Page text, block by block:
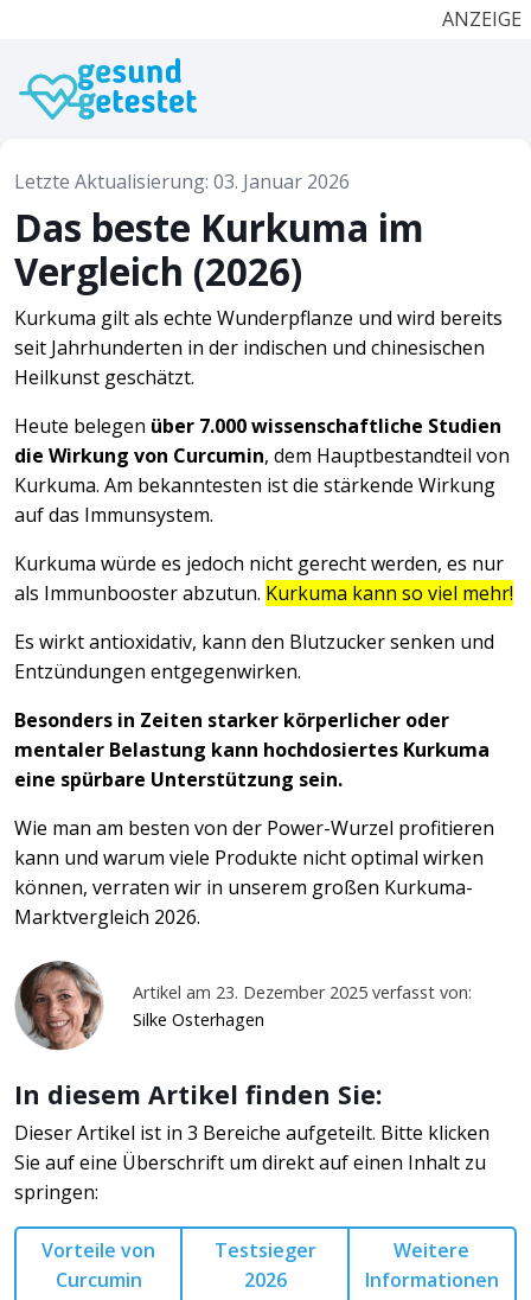
ANZEIGE
Letzte Aktualisierung: 03. Januar 2026
Das beste Kurkuma im
Vergleich (2026)
Kurkuma gilt als echte Wunderpflanze und wird bereits
seit Jahrhunderten in der indischen und chinesischen
Heilkunst geschätzt.
Heute belegen über 7.000 wissenschaftliche Studien
die Wirkung von Curcumin, dem Hauptbestandteil von
Kurkuma. Am bekanntesten ist die stärkende Wirkung
auf das Immunsystem.
Kurkuma würde es jedoch nicht gerecht werden, es nur
als Immunbooster abzutun. Kurkuma kann so viel mehr!
Es wirkt antioxidativ, kann den Blutzucker senken und
Entzündungen entgegenwirken.
Besonders in Zeiten starker körperlicher oder
mentaler Belastung kann hochdosiertes Kurkuma
eine spürbare Unterstützung sein.
Wie man am besten von der Power-Wurzel profitieren
kann und warum viele Produkte nicht optimal wirken
können, verraten wir in unserem großen Kurkuma-
Marktvergleich 2026.
Artikel am 23. Dezember 2025 verfasst von:
Silke Osterhagen
In diesem Artikel finden Sie:
Dieser Artikel ist in 3 Bereiche aufgeteilt. Bitte klicken
Sie auf eine Überschrift um direkt auf einen Inhalt zu
springen:
Vorteile von
Curcumin
Testsieger
2026
Weitere
Informationen